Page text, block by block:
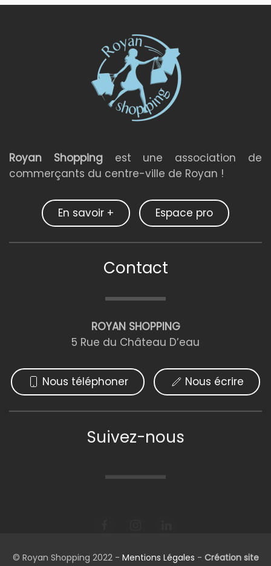
Royan Shopping est une association de
commerçants du centre-ville de Royan !
En savoir + Espace pro
Contact
ROYAN SHOPPING
5 Rue du Château D’eau
Nous téléphoner Nous écrire
Suivez-nous
© Royan Shopping 2022 - Mentions Légales - Création site